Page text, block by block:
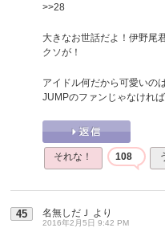
>>28
大きなお世話だよ！伊野尾
クソが！
アイドル何だから可愛いの
JUMPのファンじゃなけれ
それな！ 108
45 名無しだＪ より
2016年2月5日 9:42 PM